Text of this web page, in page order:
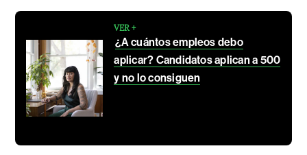
VER +
¿A cuántos empleos debo
aplicar? Candidatos aplican a 500
y no lo consiguen